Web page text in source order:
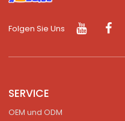
Folgen Sie Uns
SERVICE
OEM und ODM